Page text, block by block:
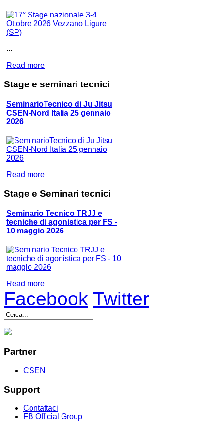
...
Read more
Stage e seminari tecnici
SeminarioTecnico di Ju Jitsu
CSEN-Nord Italia 25 gennaio
2026
Read more
Stage e Seminari tecnici
Seminario Tecnico TRJJ e
tecniche di agonistica per FS -
10 maggio 2026
Read more
Facebook Twitter
Partner
CSEN
Support
Contattaci
FB Official Group